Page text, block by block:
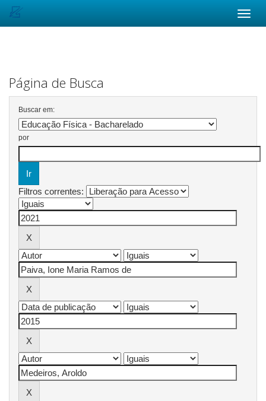
Página de Busca
Buscar em:
por
Filtros correntes: